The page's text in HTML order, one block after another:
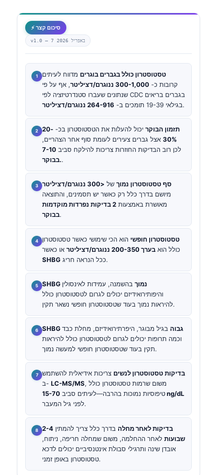
⚡ סיכום קצר
v1.0 — 7 באפריל 2026
טסטוסטרון כולל בגברים בוגרים מדווח לעיתים
קרובות כ- 300-1,000 ננוגרם/דציליטר
, אף על פי
שנתונים שעברו סטנדרטיזציה לפי CDC בגברים בריאים
בגילאי 19-39 תומכים ב-
264-916 ננוגרם/דציליטר .
תזמון הבוקר יכול להעלות את הטסטוסטרון בכ- 20-
30% אצל גברים צעירים לעומת סוף אחר הצהריים,
לכן רוב הבדיקות החוזרות צריכות להילקח סביב 7-10
בבוקר..
סף טסטוסטרון נמוך של <300 ננוגרם/דציליטר
מיושם בדרך כלל רק כאשר יש תסמינים, והתוצאה
מאושרת באמצעות
2 בדיקות נפרדות מוקדמות
בבוקר.
טסטוסטרון חופשי הוא הכי שימושי כאשר טסטוסטרון
כולל הוא בערך 200-350 ננוגרם/דציליטר
או כאשר
SHBG
ככל הנראה חריג.
SHBG נמוך בהשמנה, עמידות לאינסולין
והיפותירואידיזם יכולים לגרום לטסטוסטרון כולל
להיראות נמוך בעוד שטסטוסטרון חופשי נשאר תקין.
SHBG גבוה בגיל מבוגר, היפרתירואידיזם, מחלת כבד
וכמה תרופות יכולים לגרום לטסטוסטרון כולל להיראות
תקין בעוד שטסטוסטרון חופשי למעשה נמוך.
בדיקות טסטוסטרון לנשים צריכות אידיאלית להשתמש
ב- LC-MS/MS, משום שרמות טסטוסטרון כולל
טיפוסיות נמוכות בהרבה—לעיתים סביב15-70 ng/dL
לפני גיל המעבר.
בדיקות לאחר מחלה בדרך כלל צריך להמתין 2-4
שבועות לאחר ההחלמה, משום שמחלה חריפה, ניתוח,
אובדן שינה ותרגילי סבולת אינטנסיביים יכולים לדכא
טסטוסטרון באופן זמני.